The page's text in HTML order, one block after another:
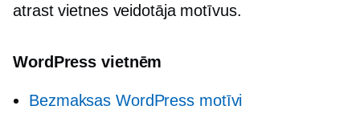
atrast vietnes veidotāja motīvus.
WordPress vietnēm
Bezmaksas WordPress motīvi